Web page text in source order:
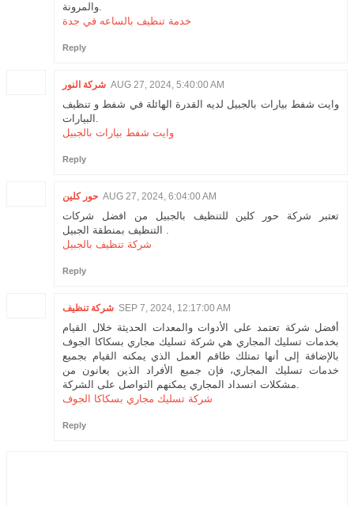
والمرونة.
خدمة تنظيف بالساعه في جدة
Reply
شركة النور AUG 27, 2024, 5:40:00 AM
وايت شفط بيارات بالجبيل لديه القدرة الهائلة في شفط و تنظيف
البيارات.
وايت شفط بيارات بالجبيل
Reply
حور كلين AUG 27, 2024, 6:04:00 AM
تعتبر شركة حور كلين للتنظيف بالجبيل من افضل شركات
التنظيف بمنطقة الجبيل .
شركة تنظيف بالجبيل
Reply
شركة تنظيف SEP 7, 2024, 12:17:00 AM
أفضل شركة تعتمد على الأدوات والمعدات الحديثة خلال القيام
بخدمات تسليك المجاري هي شركة تسليك مجاري بسكاكا الجوف
بالإضافة إلى أنها تمتلك طاقم العمل الذي يمكنه القيام بجميع
خدمات تسليك المجاري، فإن جميع الأفراد الذين يعانون من
مشكلات انسداد المجاري يمكنهم التواصل على الشركة.
شركة تسليك مجاري بسكاكا الجوف
Reply